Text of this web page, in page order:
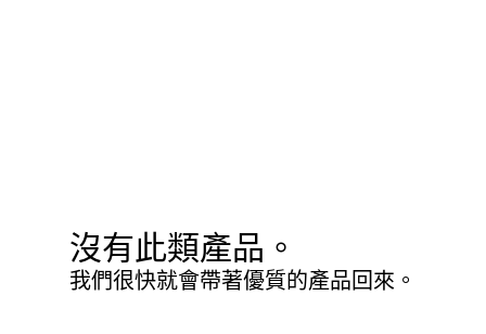
沒有此類產品。
我們很快就會帶著優質的產品回來。